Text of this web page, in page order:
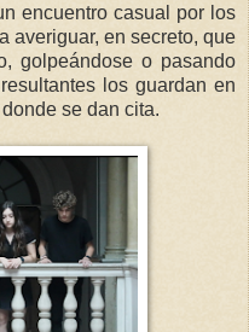
encuentro casual por los
averiguar, en secreto, que
golpeándose o pasando
los guardan en
se dan cita.